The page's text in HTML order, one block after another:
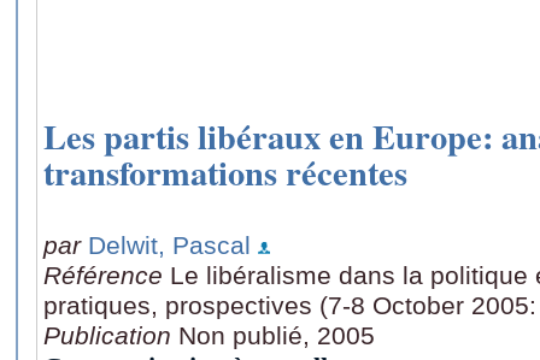
Les partis libéraux en Europe:
transformations récentes
par Delwit, Pascal
Référence Le libéralisme dans la politique
pratiques, prospectives (7-8 October
Publication Non publié, 2005